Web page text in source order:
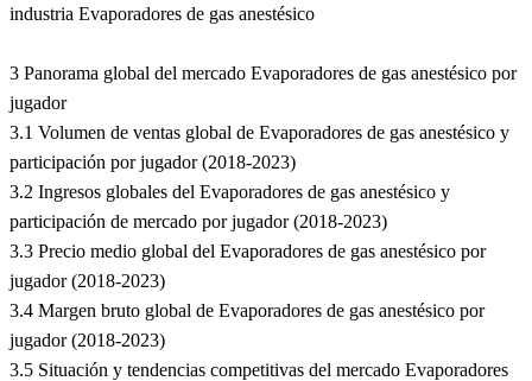
industria Evaporadores de gas anestésico
3 Panorama global del mercado Evaporadores de gas anestésico por
jugador
3.1 Volumen de ventas global de Evaporadores de gas anestésico y
participación por jugador (2018-2023)
3.2 Ingresos globales del Evaporadores de gas anestésico y
participación de mercado por jugador (2018-2023)
3.3 Precio medio global del Evaporadores de gas anestésico por
jugador (2018-2023)
3.4 Margen bruto global de Evaporadores de gas anestésico por
jugador (2018-2023)
3.5 Situación y tendencias competitivas del mercado Evaporadores